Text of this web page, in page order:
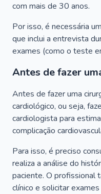
com mais de 30 anos.
Por isso, é necessária
que inclui a entrevista
exames (como o teste
Antes de fazer
Antes de fazer uma
cardiológico, ou seja,
cardiologista para
complicação
Para isso, é preciso
realiza a análise do
paciente. O profissional
clínico e solicitar